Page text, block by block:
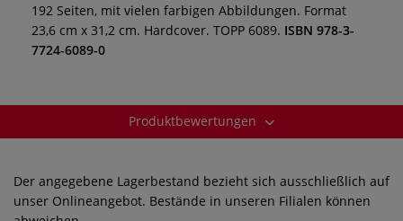
192 Seiten, mit vielen farbigen Abbildungen. Format
23,6 cm x 31,2 cm. Hardcover. TOPP 6089. ISBN 978-3-
7724-6089-0
Produktbewertungen
Der angegebene Lagerbestand bezieht sich ausschließlich auf
unser Onlineangebot. Bestände in unseren Filialen können